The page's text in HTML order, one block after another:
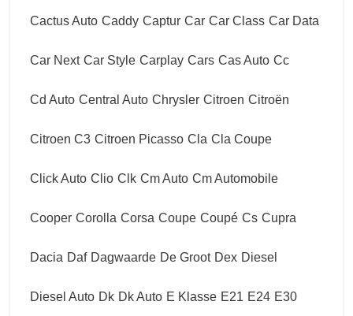
Cactus Auto Caddy Captur Car Car Class Car Data
Car Next Car Style Carplay Cars Cas Auto Cc
Cd Auto Central Auto Chrysler Citroen Citroën
Citroen C3 Citroen Picasso Cla Cla Coupe
Click Auto Clio Clk Cm Auto Cm Automobile
Cooper Corolla Corsa Coupe Coupé Cs Cupra
Dacia Daf Dagwaarde De Groot Dex Diesel
Diesel Auto Dk Dk Auto E Klasse E21 E24 E30